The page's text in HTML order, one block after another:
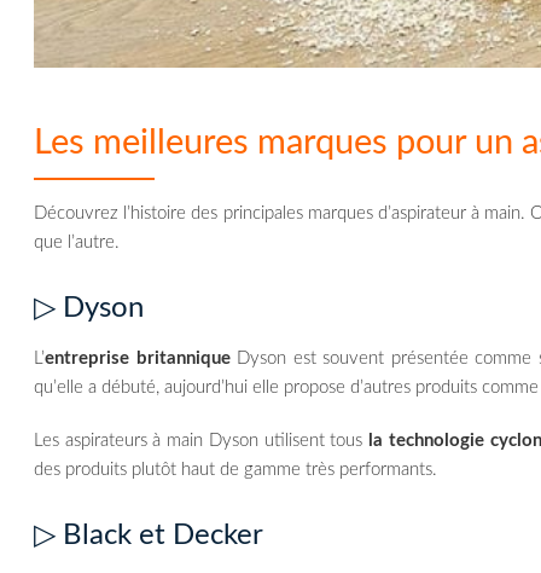
Les meilleures marques pour un
Découvrez l’histoire des principales marques d’aspirateur à
que l’autre.
▷ Dyson
L’entreprise britanniqueDyson est souvent présentée comme
qu’elle a débuté, aujourd’hui elle propose d’autres produits
Les aspirateurs à main Dyson utilisent tous la technologie
des produits plutôt haut de gamme très performants.
▷ Black et Decker